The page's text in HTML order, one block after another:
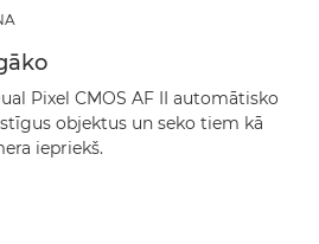
Pixel CMOS AF II automātisko
objektus un seko tiem kā
iepriekš.